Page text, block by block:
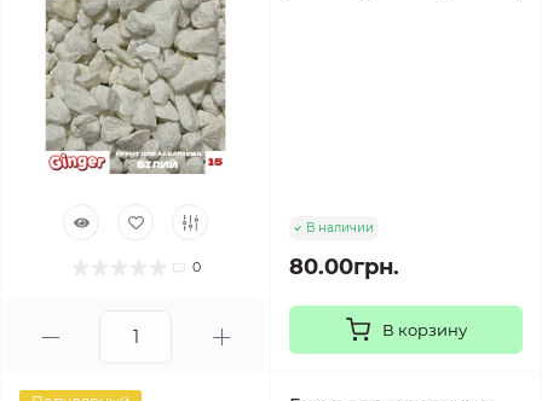
0
В наличии
80.00грн.
В корзину